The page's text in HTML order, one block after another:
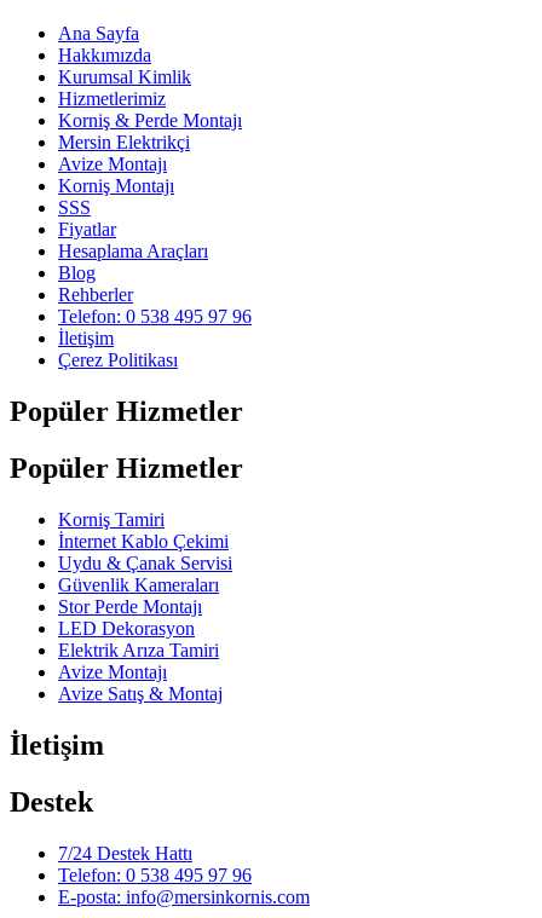
Ana Sayfa
Hakkımızda
Kurumsal Kimlik
Hizmetlerimiz
Korniş & Perde Montajı
Mersin Elektrikçi
Avize Montajı
Korniş Montajı
SSS
Fiyatlar
Hesaplama Araçları
Blog
Rehberler
Telefon: 0 538 495 97 96
İletişim
Çerez Politikası
Popüler Hizmetler
Popüler Hizmetler
Korniş Tamiri
İnternet Kablo Çekimi
Uydu & Çanak Servisi
Güvenlik Kameraları
Stor Perde Montajı
LED Dekorasyon
Elektrik Arıza Tamiri
Avize Montajı
Avize Satış & Montaj
İletişim
Destek
7/24 Destek Hattı
Telefon: 0 538 495 97 96
E-posta: info@mersinkornis.com